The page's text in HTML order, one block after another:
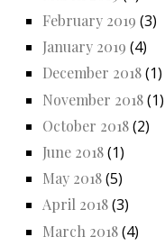
February 2019 (3)
January 2019 (4)
December 2018(1)
November 2018(1)
October 2018(2)
June 2018(1)
May 2018(5)
April 2018(3)
March 2018(4)